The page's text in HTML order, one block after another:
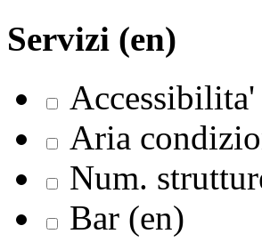
Servizi (en)
Aria
Num.
Bar (en)